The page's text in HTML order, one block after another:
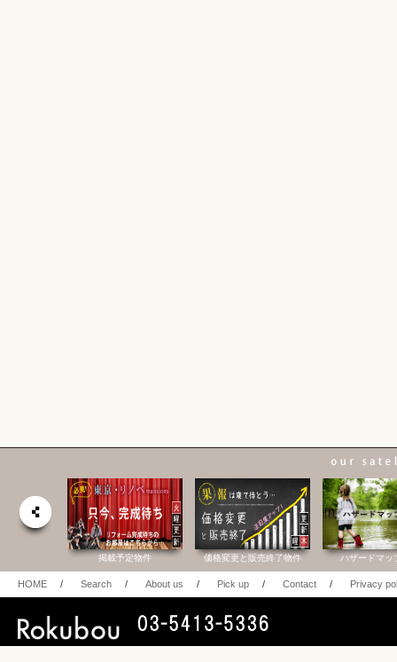
掲載予定物件 価格変更と販売終了物件 ハザードマッ
HOME / Search / About us / Pick up / Contact / Privacy